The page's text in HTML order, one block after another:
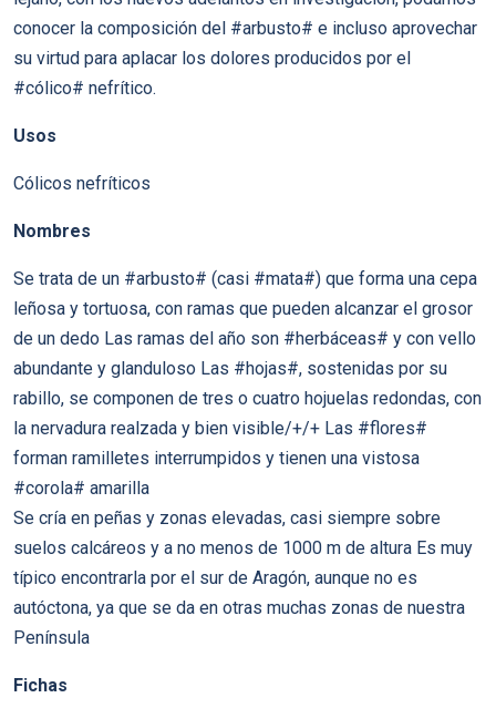
conocer la composición del #arbusto# e incluso aprovechar
su virtud para aplacar los dolores producidos por el
#cólico# nefrítico.
Usos
Cólicos nefríticos
Nombres
Se trata de un #arbusto# (casi #mata#) que forma una cepa
leñosa y tortuosa, con ramas que pueden alcanzar el grosor
de un dedo Las ramas del año son #herbáceas# y con vello
abundante y glanduloso Las #hojas#, sostenidas por su
rabillo, se componen de tres o cuatro hojuelas redondas, con
la nervadura realzada y bien visible/+/+ Las #flores#
forman ramilletes interrumpidos y tienen una vistosa
#corola# amarilla
Se cría en peñas y zonas elevadas, casi siempre sobre
suelos calcáreos y a no menos de 1000 m de altura Es muy
típico encontrarla por el sur de Aragón, aunque no es
autóctona, ya que se da en otras muchas zonas de nuestra
Península
Fichas